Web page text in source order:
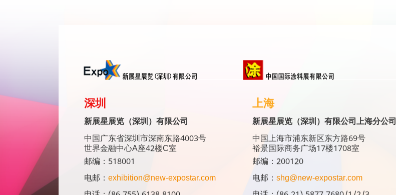
深圳
新展星展览（深圳）有限公司
中国广东省深圳市深南东路4003号
世界金融中心A座42楼C室
邮编：518001
电邮： exhibition@new-expostar.com
上海
新展星展览（深圳）有限公司上海分公司
中国上海市浦东新区东方路69号
裕景国际商务广场17楼1708室
邮编：200120
电邮： shg@new-expostar.com